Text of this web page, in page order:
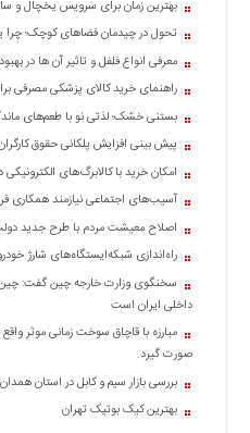
بهترین زمان برای سرویس یخچال و
تحول در چیدمان فضاهای کوچک؛ چرا یخچال‌های
معرفی انواع فلفل و تاثیر آن ‌ها در
راهنمای خرید کالای پزشکی مصرفی برای
بستنی خشک؛ لذتی نو با طعم‌های
پیش بینی افزایش پلکانی حقوق کارگران در
امکان خرید با کالابرگ‌های الکترونیکی
آسیب‌های اجتماعی نیازمند همکاری
اصلاح معیشت مردم با طرح جدید
راه‌اندازی شبکه‌ایستگاه‌های شارژ
سخنگوی وزارت خارجه چین گفت:
داخلی ایران است
مبارزه با قاچاق سوخت زمانی موثر
صورت گیرد.
بررسی بازار سیم و کابل در استان همدان
بهترین کیک بوتیک تهران